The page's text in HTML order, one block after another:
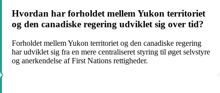
Hvordan har forholdet mellem Yukon territoriet
og den canadiske regering udviklet sig over tid?
Forholdet mellem Yukon territoriet og den canadiske regering
har udviklet sig fra en mere centraliseret styring til øget selvstyre
og anerkendelse af First Nations rettigheder.